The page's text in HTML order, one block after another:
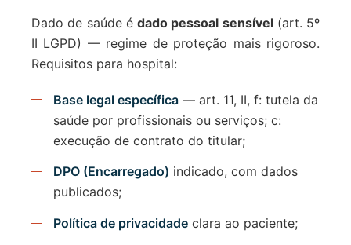
Dado de saúde é dado pessoal sensível(art. 5º
II LGPD) — regime de proteção mais rigoroso.
Requisitos para hospital:
Base legal específica — art. 11, II, f: tutela da
saúde por profissionais ou serviços; c:
execução de contrato do titular;
DPO (Encarregado) indicado, com dados
publicados;
Política de privacidade clara ao paciente;